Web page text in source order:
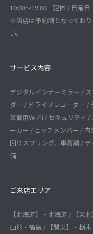
10:00～19:00 定休 / 日曜日
※当店は予約制となってお
い。
サービス内容
デジタルインナーミラー /
ダー / ドライブレコーダー /
車載用Wi-Fi / セキュリティ
ーカー / ヒッチメンバー /
回りスプリング、車高調 /
備
ご来店エリア
【北海道】・北海道 / 【東
山形・福島 / 【関東】・栃